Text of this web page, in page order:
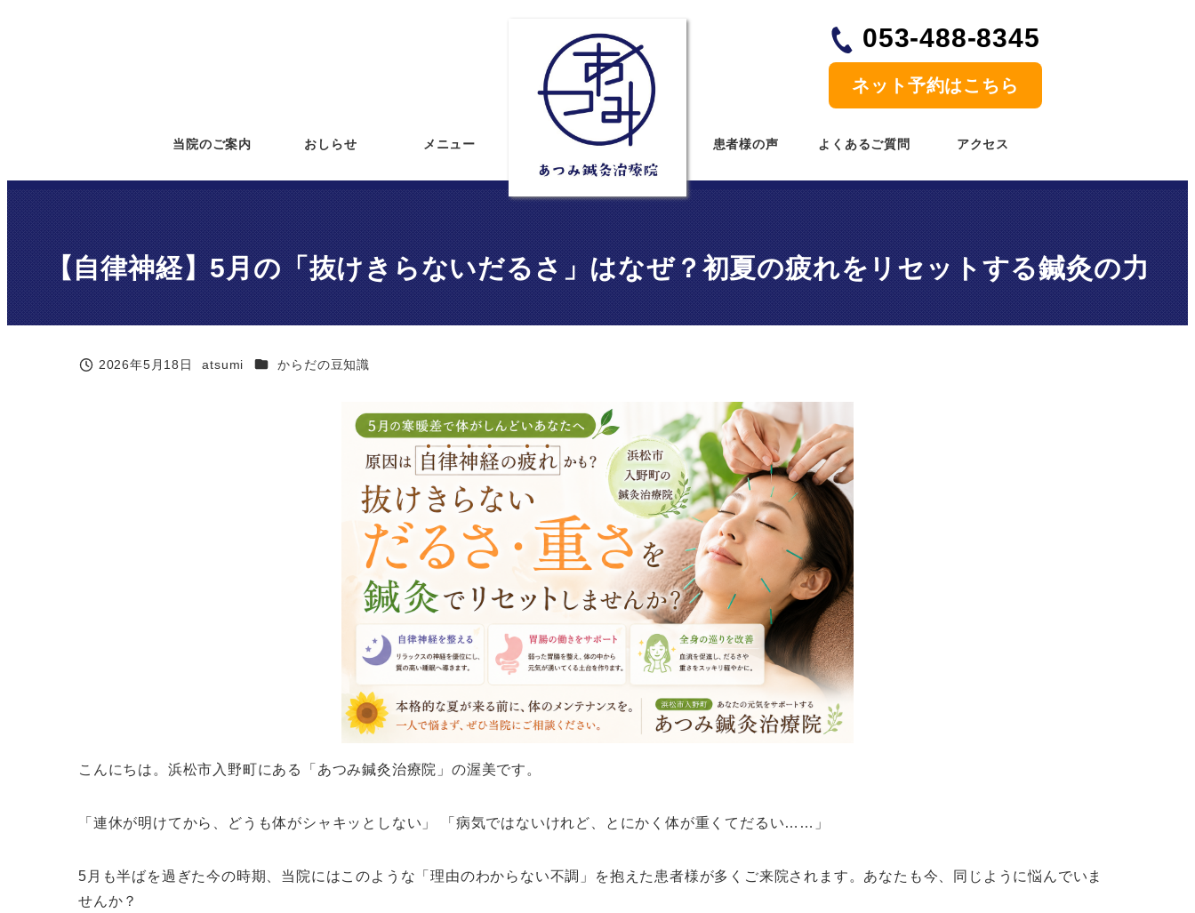
053-488-8345
ネット予約はこちら
当院のご案内 おしらせ メニュー 患者様の声 よくあるご質問 アクセス
【自律神経】5月の「抜けきらないだるさ」はなぜ？初夏の疲れをリセットする鍼灸の力
投稿日
2026年5月18日 atsumi カテゴリー
からだの豆知識
こんにちは。浜松市入野町にある「あつみ鍼灸治療院」の渥美です。
「連休が明けてから、どうも体がシャキッとしない」 「病気ではないけれど、とにかく体が重くてだるい……」
5月も半ばを過ぎた今の時期、当院にはこのような「理由のわからない不調」を抱えた患者様が多くご来院されます。あなたも今、同じように悩んでいま
せんか？